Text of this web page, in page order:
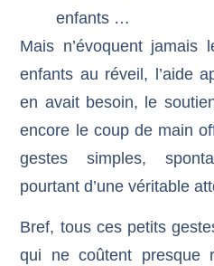
enfants …
Mais n’évoquent
enfants au réveil, l’aide
en avait besoin, le
encore le coup de main
gestes simples,
pourtant d’une véritable
Bref, tous ces petits
qui ne coûtent